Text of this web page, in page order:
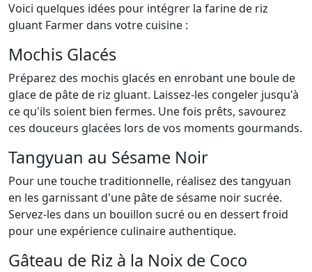
Voici quelques idées pour intégrer la farine de riz
gluant Farmer dans votre cuisine :
Mochis Glacés
Préparez des mochis glacés en enrobant une boule de
glace de pâte de riz gluant. Laissez-les congeler jusqu'à
ce qu'ils soient bien fermes. Une fois prêts, savourez
ces douceurs glacées lors de vos moments gourmands.
Tangyuan au Sésame Noir
Pour une touche traditionnelle, réalisez des tangyuan
en les garnissant d'une pâte de sésame noir sucrée.
Servez-les dans un bouillon sucré ou en dessert froid
pour une expérience culinaire authentique.
Gâteau de Riz à la Noix de Coco